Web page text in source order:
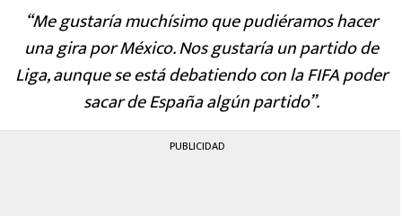
“Me gustaría muchísimo que pudiéramos hacer
una gira por México. Nos gustaría un partido de
Liga, aunque se está debatiendo con la FIFA poder
sacar de España algún partido”.
PUBLICIDAD